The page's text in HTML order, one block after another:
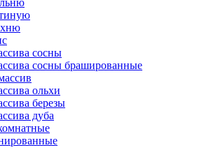
сосны
сосны брашированные
ольхи
березы
дуба